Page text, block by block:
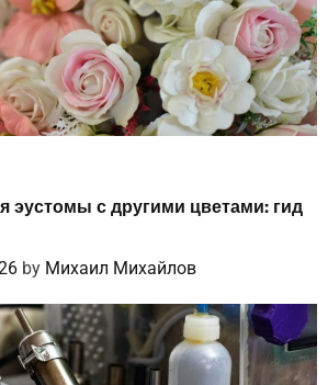
эустомы с другими цветами: гид
by Михаил Михайлов